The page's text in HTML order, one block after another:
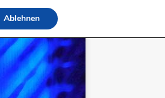
Ablehnen